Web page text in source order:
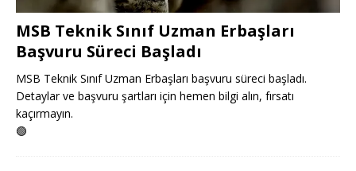
MSB Teknik Sınıf Uzman Erbaşları
Başvuru Süreci Başladı
MSB Teknik Sınıf Uzman Erbaşları başvuru süreci başladı.
Detaylar ve başvuru şartları için hemen bilgi alın, fırsatı
kaçırmayın.
🟢